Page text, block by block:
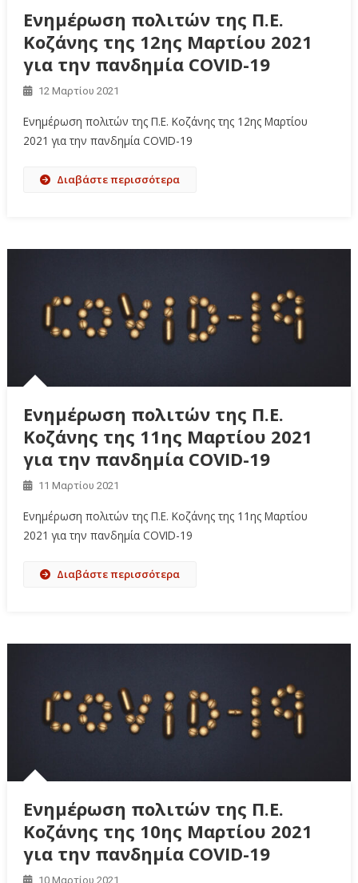
Ενημέρωση πολιτών της Π.Ε.
Κοζάνης της 12ης Μαρτίου 2021
για την πανδημία COVID-19
12 Μαρτίου 2021
Ενημέρωση πολιτών της Π.Ε. Κοζάνης της 12ης Μαρτίου
2021 για την πανδημία COVID-19
Διαβάστε περισσότερα
Ενημέρωση πολιτών της Π.Ε.
Κοζάνης της 11ης Μαρτίου 2021
για την πανδημία COVID-19
11 Μαρτίου 2021
Ενημέρωση πολιτών της Π.Ε. Κοζάνης της 11ης Μαρτίου
2021 για την πανδημία COVID-19
Διαβάστε περισσότερα
Ενημέρωση πολιτών της Π.Ε.
Κοζάνης της 10ης Μαρτίου 2021
για την πανδημία COVID-19
10 Μαρτίου 2021